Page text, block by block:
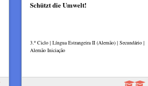
Schützt die Umwelt!
3.º Ciclo | Língua Estrangeira II (Alemão) | Secundário |
Alemão Iniciação